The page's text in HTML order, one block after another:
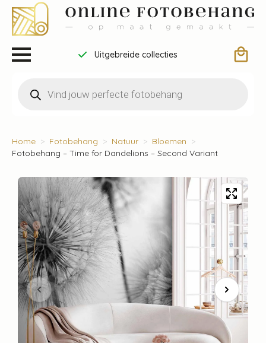
Uitgebreide collecties
zoeken
Home Fotobehang Natuur
Bloemen
Fotobehang – Time for Dandelions – Second Variant